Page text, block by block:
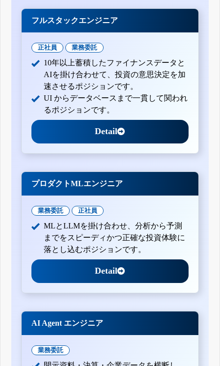
フルスタックエンジニア
正社員 業務委託
10年以上蓄積したファイナンスデータと
AIを掛け合わせて、投資の意思決定を加
速させるポジションです。
UI からデータベースまで一貫して関われ
るポジションです。
Detail
プロダクトMLエンジニア
業務委託 正社員
MLとLLMを掛け合わせ、分析から予測
までをスピーディかつ正確な投資体験に
落とし込むポジションです。
Detail
AI Agent エンジニア
業務委託